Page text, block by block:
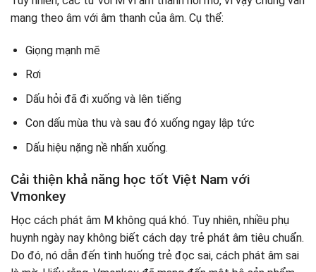
mang theo âm với âm thanh của âm. Cụ thể:
Giọng mạnh mẽ
Rơi
Dấu hỏi đã đi xuống và lên tiếng
Con dấu mùa thu và sau đó xuống ngay lập tức
Dấu hiệu nặng nề nhấn xuống.
Cải thiện khả năng học tốt Việt Nam với
Vmonkey
Học cách phát âm M không quá khó. Tuy nhiên, nhiều phụ
huynh ngày nay không biết cách dạy trẻ phát âm tiêu chuẩn.
Do đó, nó dẫn đến tình huống trẻ đọc sai, cách phát âm sai